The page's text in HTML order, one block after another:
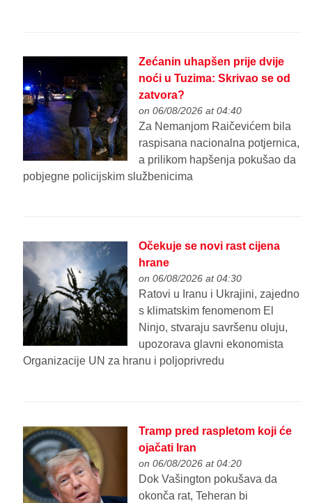
Zećanin uhapšen prije dvije
noći u Tuzima: Skrivao se od
zatvora?
on 06/08/2026 at 04:40
Za Nemanjom Raičevićem bila
raspisana nacionalna potjernica,
a prilikom hapšenja pokušao da
pobjegne policijskim službenicima
Očekuje se novi rast cijena
hrane
on 06/08/2026 at 04:30
Ratovi u Iranu i Ukrajini, zajedno
s klimatskim fenomenom El
Ninjo, stvaraju savršenu oluju,
upozorava glavni ekonomista
Organizacije UN za hranu i poljoprivredu
Tramp pred raspletom koji će
ojačati Iran
on 06/08/2026 at 04:20
Dok Vašington pokušava da
okonča rat, Teheran bi